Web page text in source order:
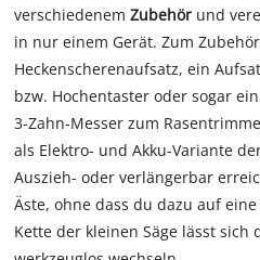
verschiedenemZubehör und
in nur einem Gerät. Zum
Heckenscherenaufsatz, ein
bzw. Hochentaster oder sogar
3-Zahn-Messer zum
als Elektro- und Akku-Variante
Auszieh- oder verlängerbar
Äste, ohne dass du dazu auf
Kette der kleinen Säge lässt